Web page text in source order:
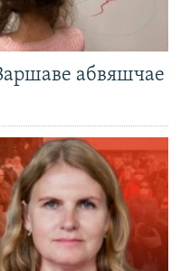
абвяшчае